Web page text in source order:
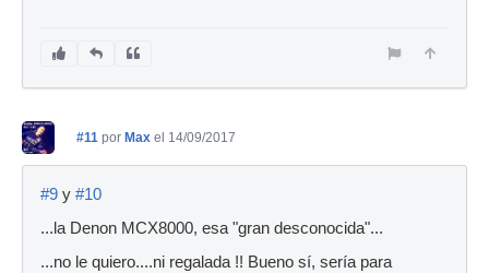
#11 por Max el 14/09/2017
#9 y #10
...la Denon MCX8000, esa "gran desconocida"...
...no le quiero....ni regalada !! Bueno sí, sería para